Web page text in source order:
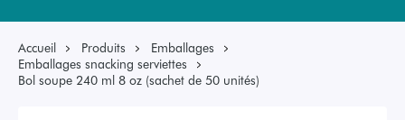
Accueil Produits
Emballages
Emballages snacking serviettes
Bol soupe 240 ml 8 oz (sachet de 50 unités)